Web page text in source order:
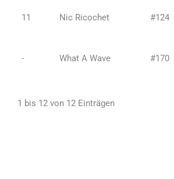
11 Nic Ricochet #124
- What A Wave #170
1 bis 12 von 12 Einträgen